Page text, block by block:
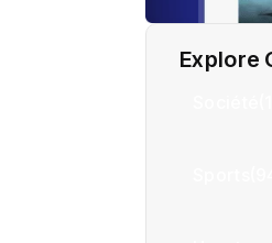
Explore